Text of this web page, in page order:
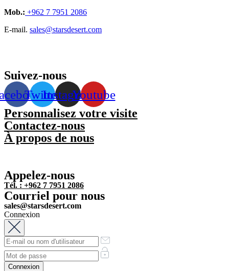
Mob.: +962 7 7951 2086
E-mail. sales@starsdesert.com
Suivez-nous
TwitterInstagramYoutube
Personnalisez votre visite
Contactez-nous
À propos de nous
Appelez-nous
Tél. : +962 7 7951 2086
Courriel pour nous
sales@starsdesert.com
Connexion